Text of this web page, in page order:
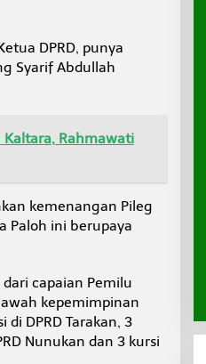
DPRD, punya
Syarif Abdullah
Rahmawati
kemenangan Pileg
Paloh ini berupaya
capaian Pemilu
kepemimpinan
DPRD Tarakan, 3
Nunukan dan 3 kursi